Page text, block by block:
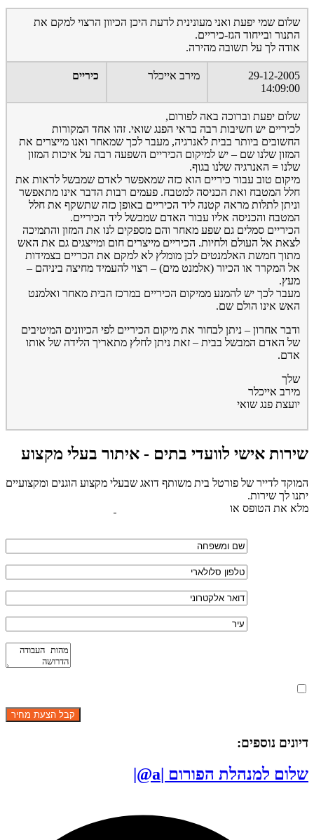
שלום שמי יפעת ואני מעונינית לדעת היכן הכיוון הרצוי למקם את
התנור ובייחוד הגז-כיריים.
אודה לך על תשובה מהירה.
29-12-2005
14:09:00
מירב אייכלר כיריים
שלום יפעת וברוכה באה לפורום,
לכיריים יש חשיבות רבה בראי הפנג שואי. זהו אחד המקורות
החשובים ביותר בבית לאנרגיה, מעבר לכך שמאחר ואנו מייצרים את
המזון שלנו שם – יש למיקום הכיריים השפעה רבה על איכות המזון
שלנו = האנרגיה שלנו בגוף.
מיקום טוב עבור כיריים הוא כזה שמאפשר לאדם שמבשל לראות את
חלל המטבח ואת הכניסה למטבח. פעמים רבות הדבר אינו מתאפשר
וניתן לתלות מראה קטנה ליד הכיריים באופן כזה שתשקף את חלל
המטבח והכניסה אליו עבור האדם שמבשל ליד הכיריים.
הכיריים סמלים גם שפע מאחר והם מספקים לנו את המזון והתמיכה
לצאת אל העולם ולחיות. הכיריים מייצרים חום ומייצגים גם את האש
מתוך חמשת האלמנטים לכן מומלץ לא למקם את הכריים בצמידות
אל המקרר או הכיור (אלמנט מים) – רצוי להעמיד מחיצה ביניהם –
מעץ.
מעבר לכך יש להמנע ממיקום הכיריים במרכז הבית מאחר ואלמנט
האש אינו הולם שם.
ודבר אחרון – ניתן לבחור את מיקום הכיריים לפי הכיוונים המיטיבים
של האדם המבשל בבית – זאת ניתן לחלץ מתאריך הלידה של אותו
אדם.
שלך
מירב אייכלר
יועצת פנג שואי
שירות אישי לוועדי בתים - איתור בעלי מקצוע
המוקד לדייר של פורטל בית משותף דואג שבעלי מקצוע הוגנים ומקצועיים
יתנו לך שירות.
מלא את הטופס או
דיונים נוספים:
שלום למנהלת הפורום |a@|